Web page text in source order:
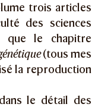
trois articles
des sciences
que le chapitre
(tous mes
la reproduction
le détail des